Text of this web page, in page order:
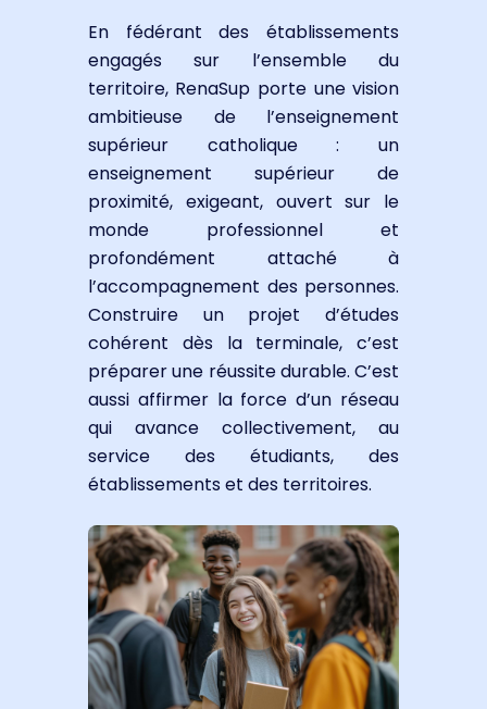
En fédérant des établissements
engagés sur l’ensemble du
territoire, RenaSup porte une vision
ambitieuse de l’enseignement
supérieur catholique : un
enseignement supérieur de
proximité, exigeant, ouvert sur le
monde professionnel et
profondément attaché à
l’accompagnement des personnes.
Construire un projet d’études
cohérent dès la terminale, c’est
préparer une réussite durable. C’est
aussi affirmer la force d’un réseau
qui avance collectivement, au
service des étudiants, des
établissements et des territoires.